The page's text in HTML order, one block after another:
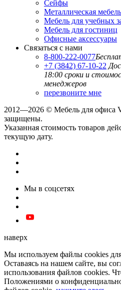
Сейфы
Металлическая мебель
Мебель для учебных
Мебель для гостиниц
Офисные аксессуары
Связаться с нами
8-800-222-0077
+7 (3842) 67-10-22
18:00 сроки и
менеджеров
перезвоните мне
2012—2026 © Мебель для офиса
защищены.
Указанная стоимость товаров
текущую дату.
Мы в соцсетях
наверх
Мы используем файлы cookies
Оставаясь на нашем сайте, вы
использования файлов cookies.
Положениями о